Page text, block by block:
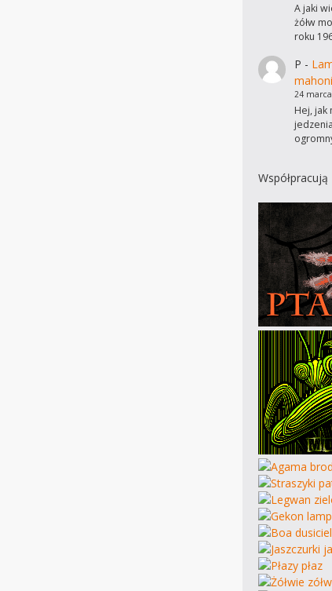
A jaki
żółw
roku
P -
24
Hej, jak